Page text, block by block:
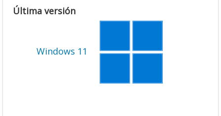
Última versión
Windows 11